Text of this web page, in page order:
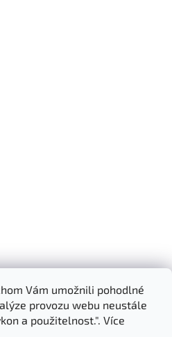
Vám umožnili pohodlné
provozu webu neustále
a použitelnost.". Více
Manufaktura s.r.o.